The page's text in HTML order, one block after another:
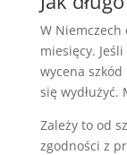
W Niemczech
miesięcy.
wycena
się wydłużyć.
Zależy to od
zgodności z